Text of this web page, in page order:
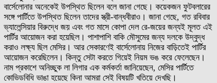
বার্সেলোনার অনেকেই উপস্থিত ছিলেন বলে জানা গেছে। কয়েকজন ফুটবলারের
সঙ্গে পার্টিতে উপস্থিত ছিলেন তাদের স্ত্রী-বান্ধবীরাও। জানা গেছে, গত রবিবার
ভ্যালেন্সিয়ার বিরুদ্ধে জয় এবং গত মাসে কোপা দেল রে-জয়ের জন্যই মূলত এই
পার্টির আয়োজন করা হয়েছিল। পাশাপাশি বাকি মৌসুমের জন্য দলকে উদ্বুদ্ধ
করাও লক্ষ্য ছিল মেসির। আর সেকারণেই বার্সেলোনায় নিজের বাড়িতেই পার্টির
আয়োজন করেছিলেন। কিন্তু সেটা করতে গিয়েই নিয়ম ভঙ করে ফেলেছেন।
নাম প্রকাশে অনিচ্ছুক লা লিগার এক কর্মকর্তা জানিয়েছেন, মেসির পার্টিতে
কোভিডবিধি ভাঙা হয়েছে কিনা আমরা সেই বিষয়টি খতিয়ে দেখছি।